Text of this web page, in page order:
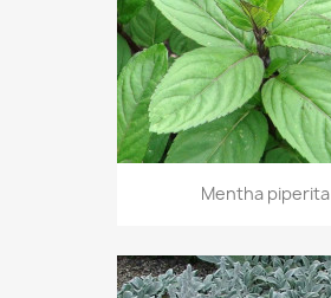
Mentha piperita